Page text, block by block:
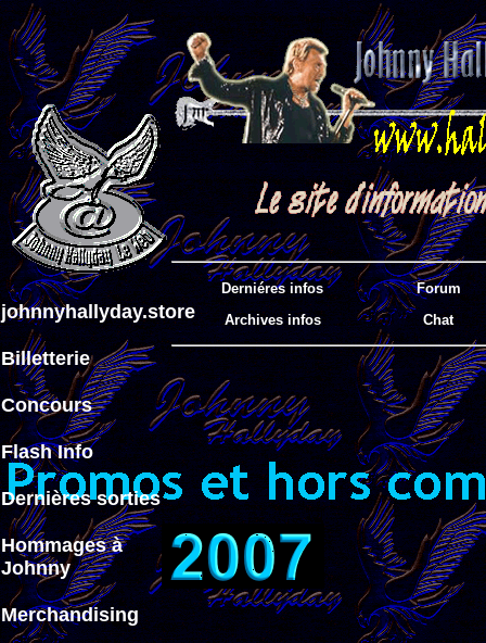
Derniéres infos
Forum
Archives infos
Chat
johnnyhallyday.store
Billetterie
Concours
Flash Info
Dernières sorties
Hommages à
Johnny
Merchandising